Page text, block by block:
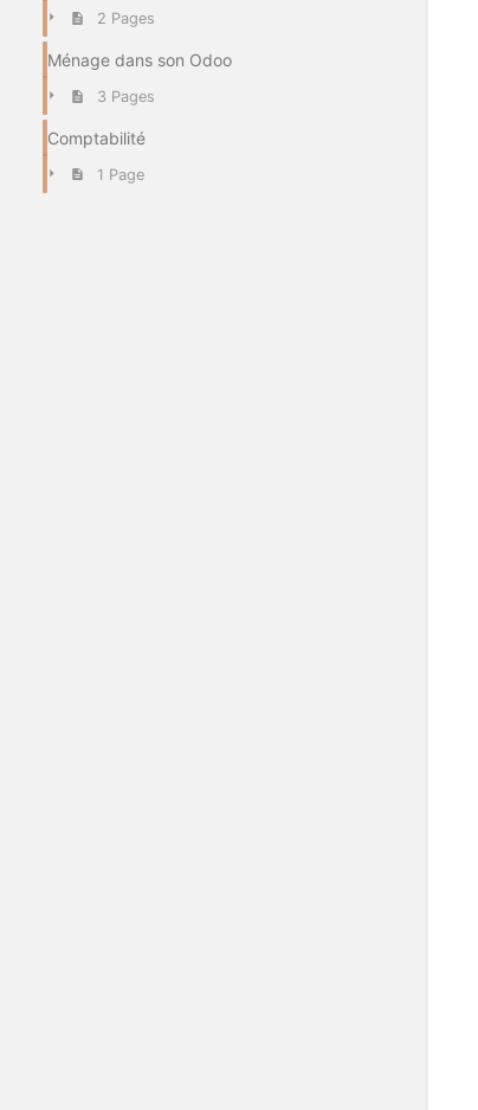
2 Pages
Ménage dans son Odoo
3 Pages
Comptabilité
1 Page